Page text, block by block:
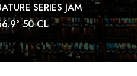
SERIES JAM
50 CL